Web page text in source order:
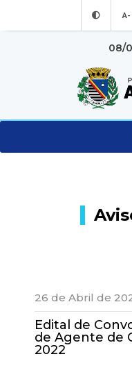
A-
08/
26 de Abril de
Edital de
de Agente de
2022